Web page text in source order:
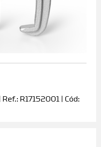
R17152001 | Cód: